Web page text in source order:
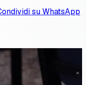
su WhatsApp